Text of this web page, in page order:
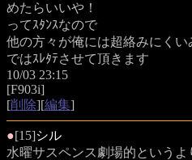
めたらいいや！
ってｽﾀﾝｽなので
他の方々が俺には超絡みにく
ではｽﾚﾀﾃさせて頂きます
10/03 23:15
[F903i]
[削除][編集]
●[15]シル
水曜サスペンス劇場的という